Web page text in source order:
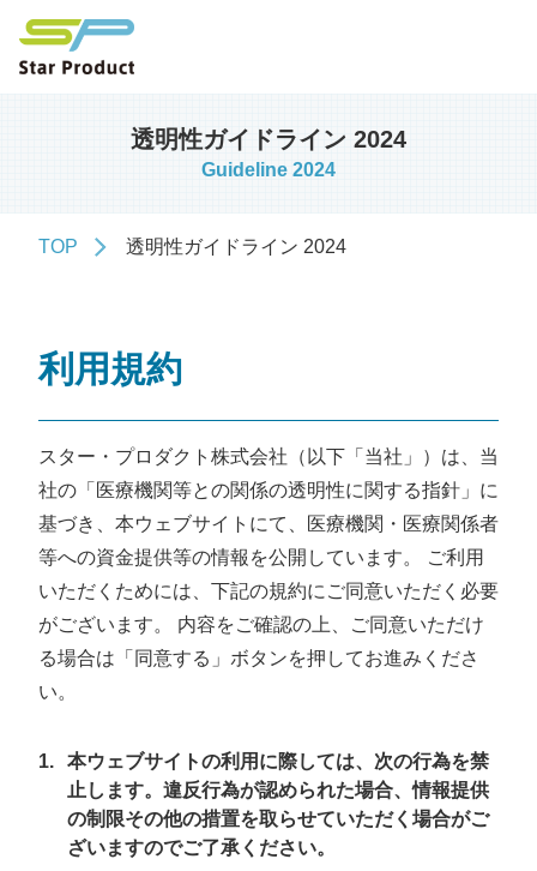
透明性ガイドライン 2024
Guideline 2024
TOP 透明性ガイドライン 2024
利用規約
スター・プロダクト株式会社（以下「当社」）は、当
社の「医療機関等との関係の透明性に関する指針」に
基づき、本ウェブサイトにて、医療機関・医療関係者
等への資金提供等の情報を公開しています。 ご利用
いただくためには、下記の規約にご同意いただく必要
がございます。 内容をご確認の上、ご同意いただけ
る場合は「同意する」ボタンを押してお進みくださ
い。
1.
本ウェブサイトの利用に際しては、次の行為を禁
止します。違反行為が認められた場合、情報提供
の制限その他の措置を取らせていただく場合がご
ざいますのでご了承ください。